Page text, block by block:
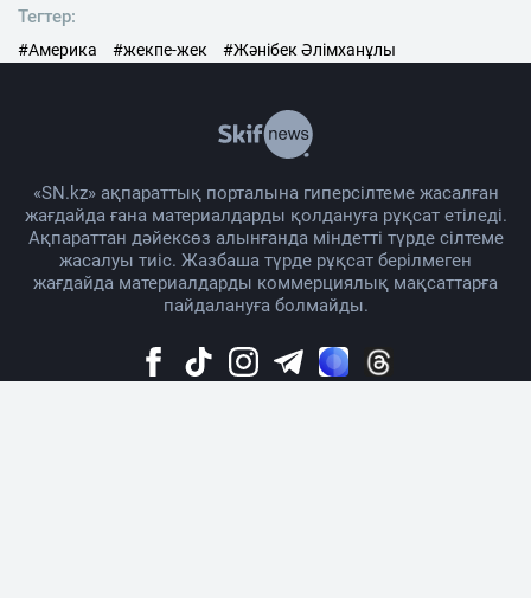
Тегтер:
#Америка #жекпе-жек #Жәнібек Әлімханұлы
«SN.kz» ақпараттық порталына гиперсілтеме жасалған
жағдайда ғана материалдарды қолдануға рұқсат етіледі.
Ақпараттан дәйексөз алынғанда міндетті түрде сілтеме
жасалуы тиіс. Жазбаша түрде рұқсат берілмеген
жағдайда материалдарды коммерциялық мақсаттарға
пайдалануға болмайды.